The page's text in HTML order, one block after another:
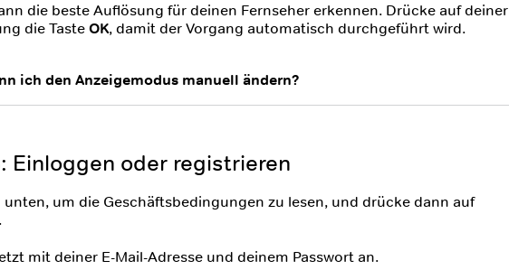
die beste Auflösung für deinen Fernseher erkennen. Drücke auf deiner
die Taste OK, damit der Vorgang automatisch durchgeführt wird.
ich den Anzeigemodus manuell ändern?
Einloggen oder registrieren
unten, um die Geschäftsbedingungen zu lesen, und drücke dann auf
.
mit deiner E-Mail-Adresse und deinem Passwort an.